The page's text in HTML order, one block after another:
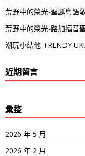
荒野中的榮光-聖誕粵語
荒野中的榮光-路加福音
潮玩小結他 TRENDY
近期留言
彙整
2026 年 5 月
2026 年 2 月